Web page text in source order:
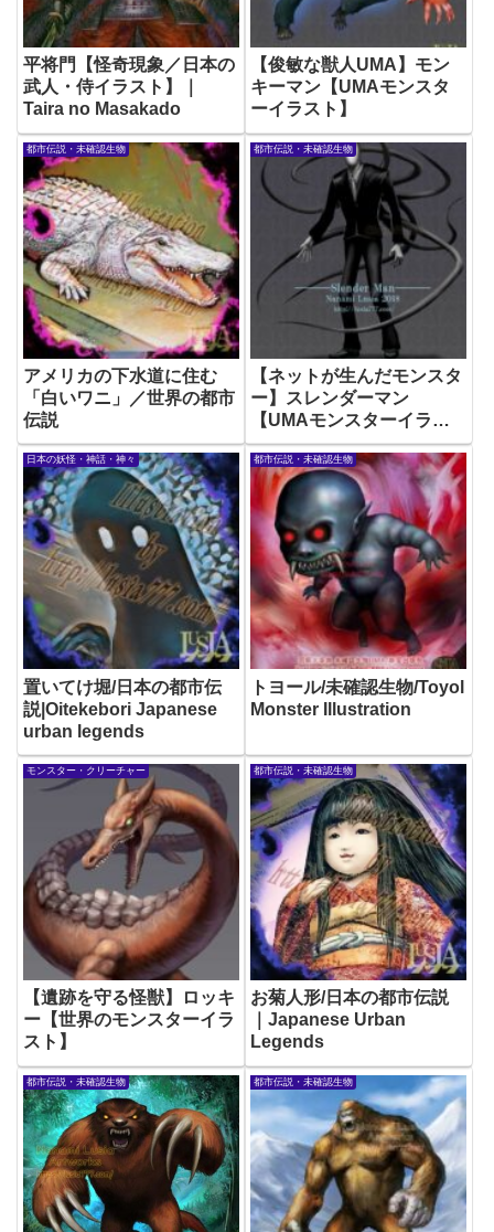
平将門【怪奇現象／日本の
武人・侍イラスト】｜
Taira no Masakado
【俊敏な獣人UMA】モン
キーマン【UMAモンスタ
ーイラスト】
都市伝説・未確認生物
アメリカの下水道に住む
「白いワニ」／世界の都市
伝説
都市伝説・未確認生物
【ネットが生んだモンスタ
ー】スレンダーマン
【UMAモンスターイラス
ト】
日本の妖怪・神話・神々
置いてけ堀/日本の都市伝
説|Oitekebori Japanese
urban legends
都市伝説・未確認生物
トヨール/未確認生物/Toyol
Monster Illustration
モンスター・クリーチャー
【遺跡を守る怪獣】ロッキ
ー【世界のモンスターイラ
スト】
都市伝説・未確認生物
お菊人形/日本の都市伝説
｜Japanese Urban
Legends
都市伝説・未確認生物 都市伝説・未確認生物